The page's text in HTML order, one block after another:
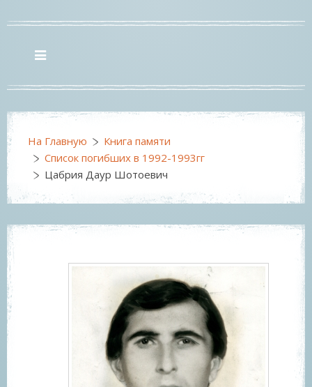
На Главную
Книга памяти
Список погибших в 1992-1993гг
Цабрия Даур Шотоевич